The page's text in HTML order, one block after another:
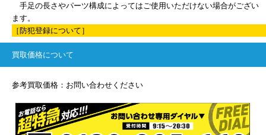
手足の長さやパーツ構成によってはご使用いただけない場合がござい
ます。
［防犯登録について］
買取価格について
参考買取価格：お問い合わせください